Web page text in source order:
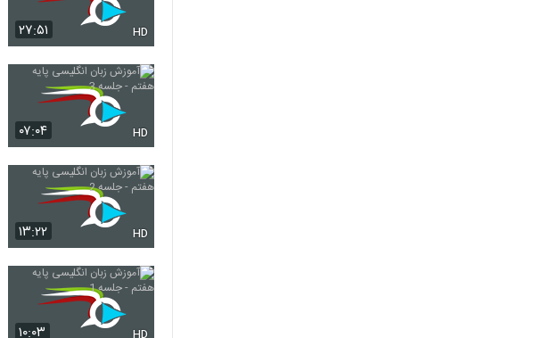
۲۷:۵۱ HD
۰۷:۰۴ HD
۱۳:۲۲ HD
۱۰:۰۳